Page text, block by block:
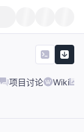
项目讨论 Wiki